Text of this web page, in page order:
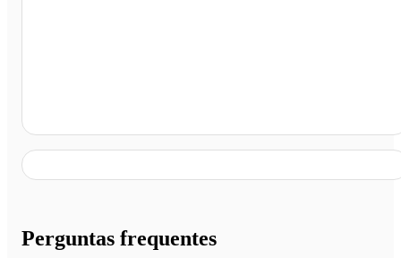
Perguntas frequentes